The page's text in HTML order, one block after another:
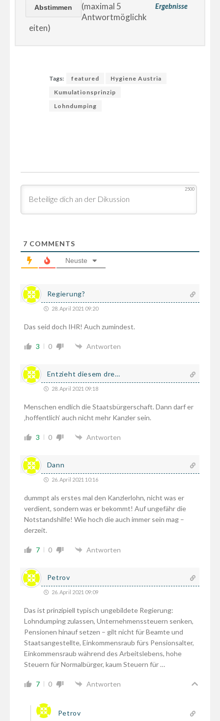
Ergebnisse
(maximal 5
Antwortmöglichk
eiten)
Tags: featured
Hygiene Austria
Kumulationsprinzip
Lohndumping
2500
7 COMMENTS
Neuste
Regierung?
28. April 2021 09:20
Das seid doch IHR! Auch zumindest.
3 0 Antworten
Entzieht diesem dre…
28. April 2021 09:18
Menschen endlich die Staatsbürgerschaft. Dann darf er
‚hoffentlich‘ auch nicht mehr Kanzler sein.
3 0 Antworten
Dann
26. April 2021 10:16
dummpt als erstes mal den Kanzlerlohn, nicht was er
verdient, sondern was er bekommt! Auf ungefähr die
Notstandshilfe! Wie hoch die auch immer sein mag –
derzeit.
7 0 Antworten
Petrov
26. April 2021 09:09
Das ist prinzipiell typisch ungebildete Regierung:
Lohndumping zulassen, Unternehmenssteuern senken,
Pensionen hinauf setzen – gilt nicht für Beamte und
Staatsangestellte, Einkommensraub fürs Pensionsalter,
Einkommensraub während des Arbeitslebens, hohe
Steuern für Normalbürger, kaum Steuern für …
7 0 Antworten
Petrov